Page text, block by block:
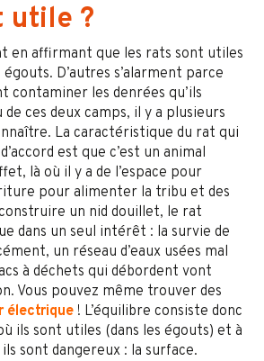
utile ?
en affirmant que les rats sont utiles
D’autres s’alarment parce
contaminer les denrées qu’ils
ces deux camps, il y a plusieurs
La caractéristique du rat qui
est que c’est un animal
là où il y a de l’espace pour
pour alimenter la tribu et des
un nid douillet, le rat
dans un seul intérêt : la survie de
un réseau d’eaux usées mal
à déchets qui débordent vont
Vous pouvez même trouver des
électrique ! L’équilibre consiste donc
ils sont utiles (dans les égouts) et à
sont dangereux : la surface.